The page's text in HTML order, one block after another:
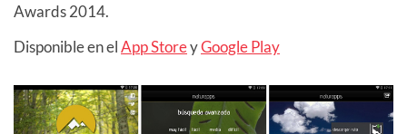
Awards 2014.
Disponible en elApp StoreyGoogle Play